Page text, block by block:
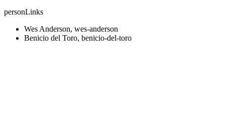
personLinks
Wes Anderson, wes-anderson
Benicio del Toro, benicio-del-toro